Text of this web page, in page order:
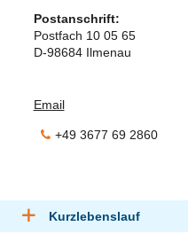
Postanschrift:
Postfach 10 05 65
D-98684 Ilmenau
Email
+49 3677 69 2860
Kurzlebenslauf